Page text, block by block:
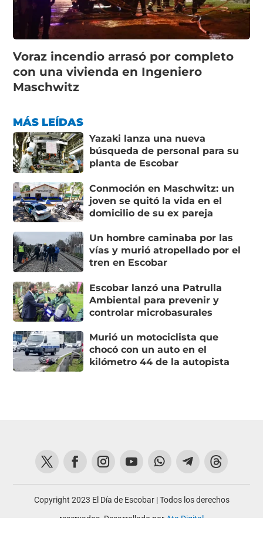
Voraz incendio arrasó por completo
con una vivienda en Ingeniero
Maschwitz
MÁS LEÍDAS
Yazaki lanza una nueva
búsqueda de personal para su
planta de Escobar
Conmoción en Maschwitz: un
joven se quitó la vida en el
domicilio de su ex pareja
Un hombre caminaba por las
vías y murió atropellado por el
tren en Escobar
Escobar lanzó una Patrulla
Ambiental para prevenir y
controlar microbasurales
Murió un motociclista que
chocó con un auto en el
kilómetro 44 de la autopista
Copyright 2023 El Día de Escobar | Todos los derechos
reservados. Desarrollado por Ata Digital